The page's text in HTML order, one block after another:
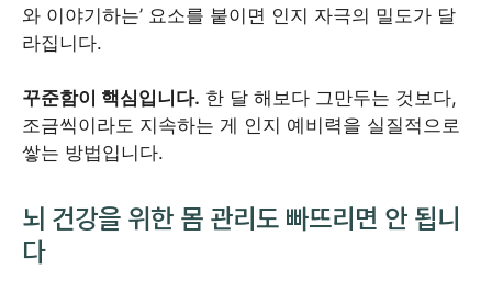
와 이야기하는’ 요소를 붙이면 인지 자극의 밀도가 달
라집니다.
꾸준함이 핵심입니다. 한 달 해보다 그만두는 것보다,
조금씩이라도 지속하는 게 인지 예비력을 실질적으로
쌓는 방법입니다.
뇌 건강을 위한 몸 관리도 빠뜨리면 안 됩니
다